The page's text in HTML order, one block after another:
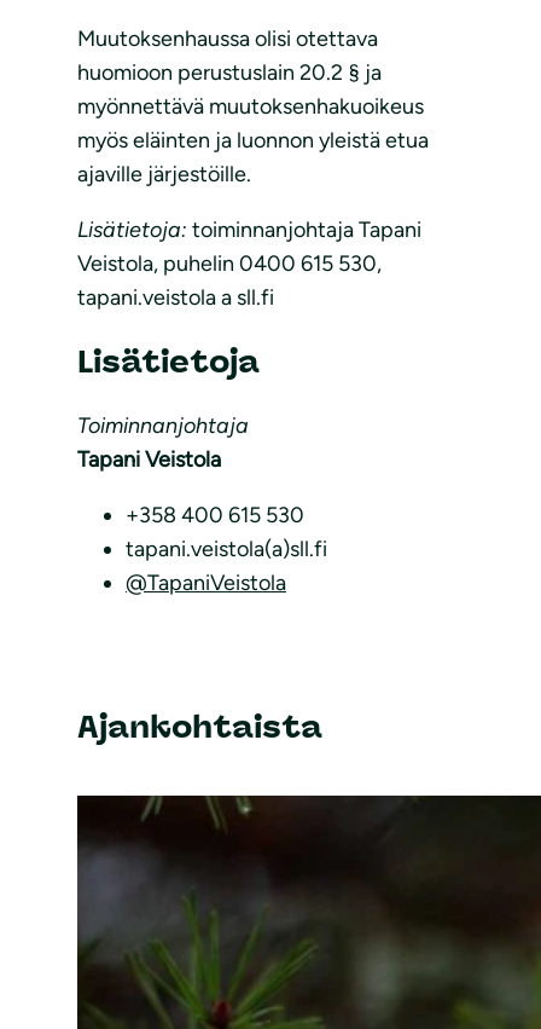
Muutoksenhaussa olisi otettava
huomioon perustuslain 20.2 § ja
myönnettävä muutoksenhakuoikeus
myös eläinten ja luonnon yleistä etua
ajaville järjestöille.
Lisätietoja: toiminnanjohtaja Tapani
Veistola, puhelin 0400 615 530,
tapani.veistola a sll.fi
Lisätietoja
Toiminnanjohtaja
Tapani Veistola
+358 400 615 530
tapani.veistola(a)sll.fi
@TapaniVeistola
Ajankohtaista